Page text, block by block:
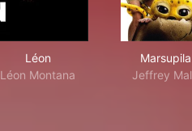
Léon
Léon Montana
Jeffrey